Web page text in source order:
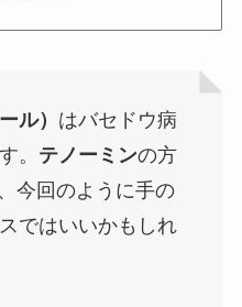
ル） はバセドウ病
。 テノーミンの方
今回のように手の
ではいいかもしれ